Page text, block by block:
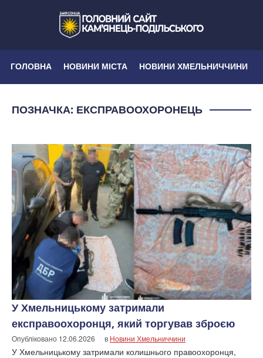
ГОЛОВНА НОВИНИ МІСТА НОВИНИ ХМЕЛЬНИЧЧИНИ
ПОЗНАЧКА: ЕКСПРАВООХОРОНЕЦЬ
У Хмельницькому затримали
експравоохоронця, який торгував зброєю
Опубліковано 12.06.2026 в Новини Хмельниччини
У Хмельницькому затримали колишнього правоохоронця,